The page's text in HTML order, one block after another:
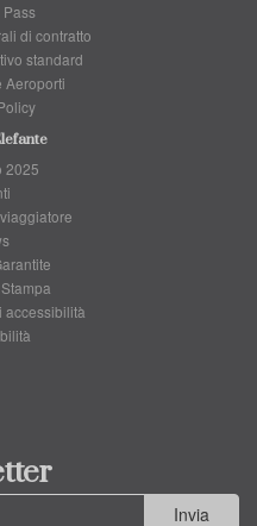
di contratto
standard
Aeroporti
2025
accessibilità
Invia